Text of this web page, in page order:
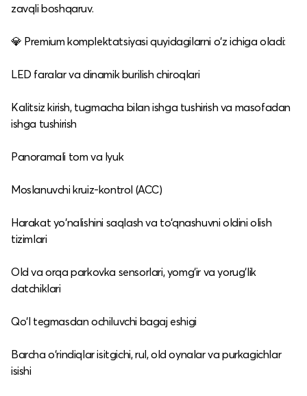
zavqli boshqaruv.
💎 Premium komplektatsiyasi quyidagilarni o‘z ichiga oladi:
LED faralar va dinamik burilish chiroqlari
Kalitsiz kirish, tugmacha bilan ishga tushirish va masofadan
ishga tushirish
Panoramali tom va lyuk
Moslanuvchi kruiz-kontrol (ACC)
Harakat yo‘nalishini saqlash va to‘qnashuvni oldini olish
tizimlari
Old va orqa parkovka sensorlari, yomg‘ir va yorug‘lik
datchiklari
Qo‘l tegmasdan ochiluvchi bagaj eshigi
Barcha o‘rindiqlar isitgichi, rul, old oynalar va purkagichlar
isishi